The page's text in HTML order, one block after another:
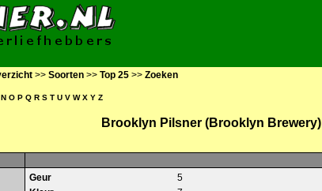
>> Soorten >> Top 25 >> Zoeken
N O P Q R S T U V W X Y Z
Brooklyn Pilsner (Brooklyn Brewery)
Geur
5